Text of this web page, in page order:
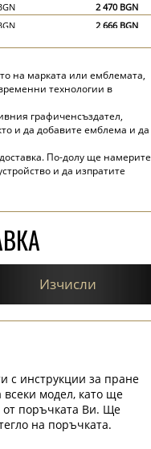
2 470 BGN
2 666 BGN
3 822 BGN
на марката или емблемата,
технологии в
графиченсъздател,
и да добавите емблема и да
По-долу ще намерите
и да изпратите
Изчисли
с инструкции за пране
всеки модел, като ще
от поръчката Ви. Ще
на поръчката.